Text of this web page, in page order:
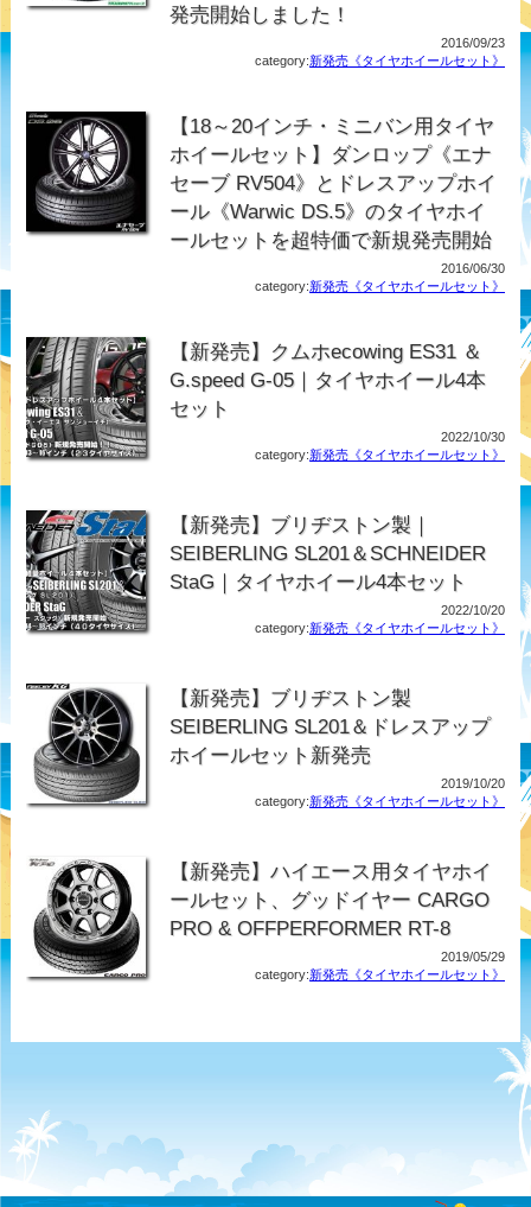
発売開始しました！
2016/09/23
category:新発売《タイヤホイールセット》
【18～20インチ・ミニバン用タイヤ
ホイールセット】ダンロップ《エナ
セーブ RV504》とドレスアップホイ
ール《Warwic DS.5》のタイヤホイ
ールセットを超特価で新規発売開始
2016/06/30
category:新発売《タイヤホイールセット》
【新発売】クムホecowing ES31 ＆
G.speed G-05｜タイヤホイール4本
セット
2022/10/30
category:新発売《タイヤホイールセット》
【新発売】ブリヂストン製｜
SEIBERLING SL201＆SCHNEIDER
StaG｜タイヤホイール4本セット
2022/10/20
category:新発売《タイヤホイールセット》
【新発売】ブリヂストン製
SEIBERLING SL201＆ドレスアップ
ホイールセット新発売
2019/10/20
category:新発売《タイヤホイールセット》
【新発売】ハイエース用タイヤホイ
ールセット、グッドイヤー CARGO
PRO & OFFPERFORMER RT-8
2019/05/29
category:新発売《タイヤホイールセット》